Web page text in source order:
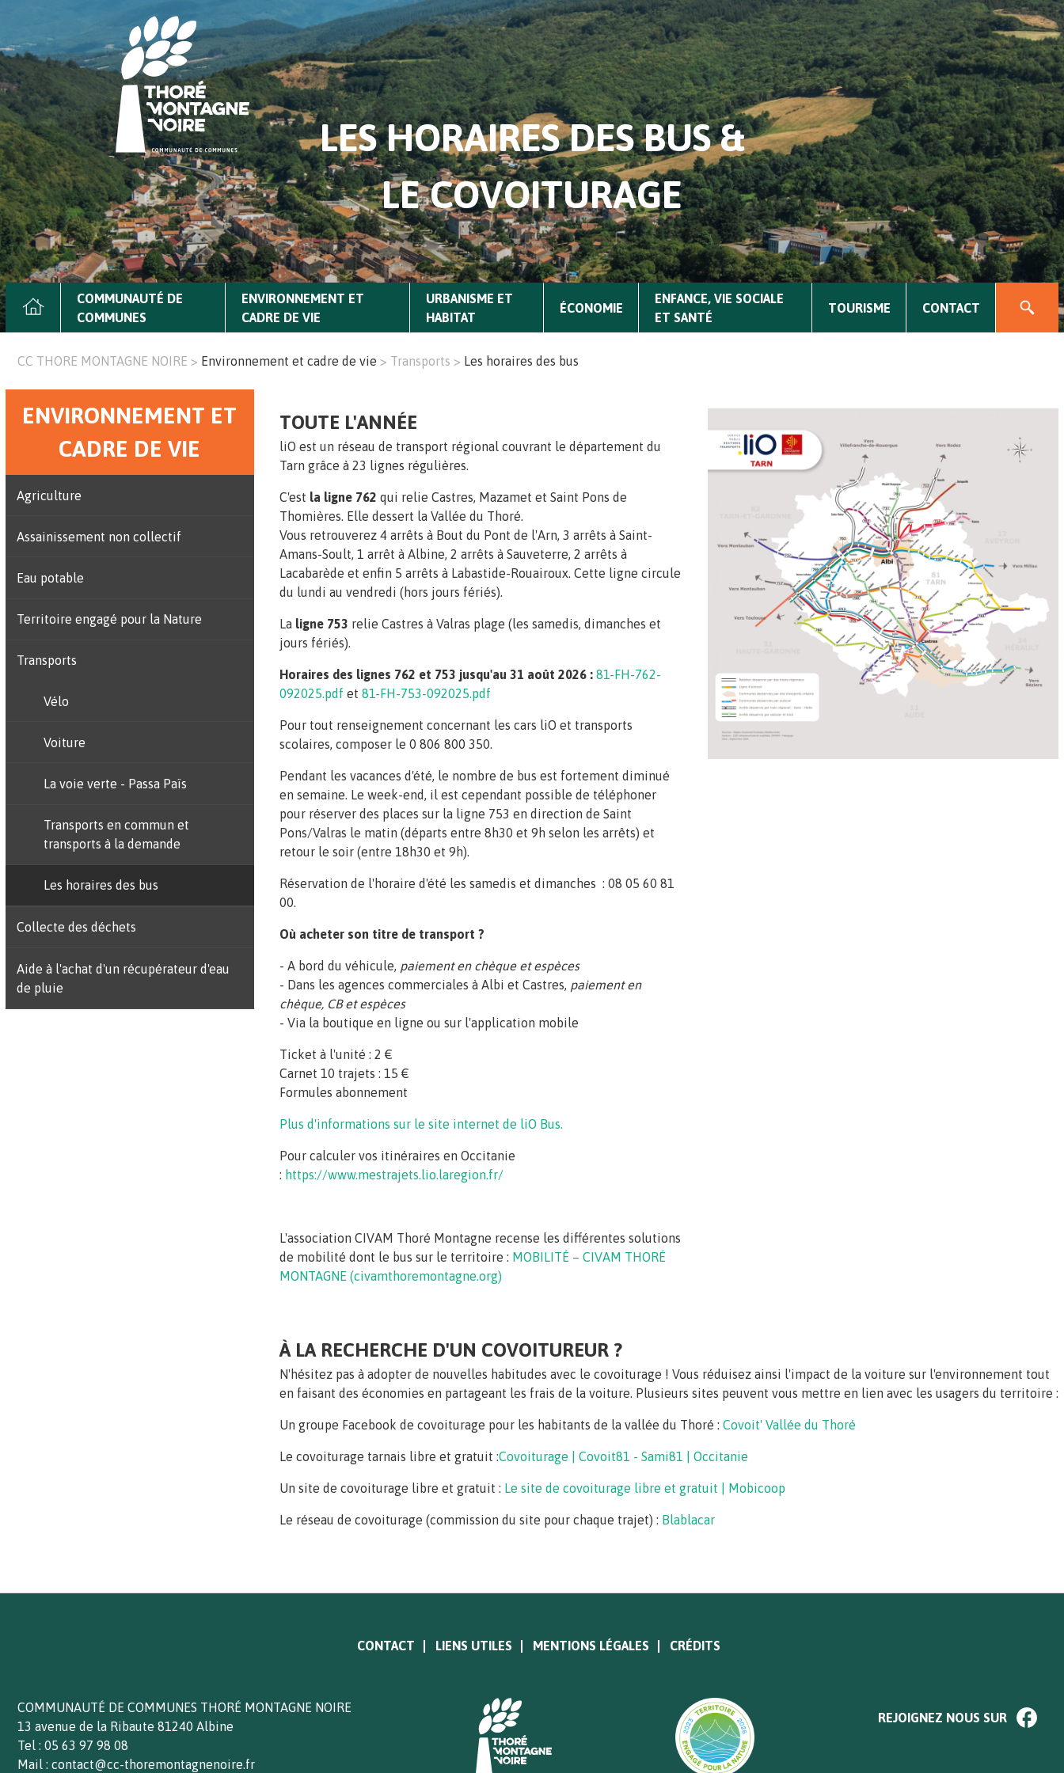
contenu
principal
LES HORAIRES DES BUS &
LE COVOITURAGE
Navigation
COMMUNAUTÉ DE
COMMUNES
ENVIRONNEMENT ET
CADRE DE VIE
URBANISME ET
HABITAT
ÉCONOMIE
ENFANCE, VIE SOCIALE
ET SANTÉ
TOURISME CONTACT
d'Ariane
CC THORE MONTAGNE NOIRE Environnement et cadre de vie Transports Les horaires des bus
Menu
principal
ENVIRONNEMENT ET
CADRE DE VIE
Agriculture
Assainissement non collectif
Eau potable
Territoire engagé pour la Nature
Transports
Vélo
Voiture
La voie verte - Passa Païs
Transports en commun et
transports à la demande
Les horaires des bus
Collecte des déchets
Aide à l'achat d'un récupérateur d'eau
de pluie
TOUTE L'ANNÉE
liO est un réseau de transport régional couvrant le département du
Tarn grâce à 23 lignes régulières.
C'est la ligne 762 qui relie Castres, Mazamet et Saint Pons de
Thomières. Elle dessert la Vallée du Thoré.
Vous retrouverez 4 arrêts à Bout du Pont de l'Arn, 3 arrêts à Saint-
Amans-Soult, 1 arrêt à Albine, 2 arrêts à Sauveterre, 2 arrêts à
Lacabarède et enfin 5 arrêts à Labastide-Rouairoux. Cette ligne circule
du lundi au vendredi (hors jours fériés).
La ligne 753 relie Castres à Valras plage (les samedis, dimanches et
jours fériés).
Horaires des lignes 762 et 753 jusqu'au 31 août 2026 : 81-FH-762-
092025.pdf et 81-FH-753-092025.pdf
Pour tout renseignement concernant les cars liO et transports
scolaires, composer le 0 806 800 350.
Pendant les vacances d'été, le nombre de bus est fortement diminué
en semaine. Le week-end, il est cependant possible de téléphoner
pour réserver des places sur la ligne 753 en direction de Saint
Pons/Valras le matin (départs entre 8h30 et 9h selon les arrêts) et
retour le soir (entre 18h30 et 9h).
Réservation de l'horaire d'été les samedis et dimanches : 08 05 60 81
00.
Où acheter son titre de transport ?
- A bord du véhicule, paiement en chèque et espèces
- Dans les agences commerciales à Albi et Castres, paiement en
chèque, CB et espèces
- Via la boutique en ligne ou sur l'application mobile
Ticket à l'unité : 2 €
Carnet 10 trajets : 15 €
Formules abonnement
Plus d'informations sur le site internet de liO Bus.
Pour calculer vos itinéraires en Occitanie
: https://www.mestrajets.lio.laregion.fr/
L'association CIVAM Thoré Montagne recense les différentes solutions
de mobilité dont le bus sur le territoire : MOBILITÉ – CIVAM THORÉ
MONTAGNE (civamthoremontagne.org)
À LA RECHERCHE D'UN COVOITUREUR ?
N'hésitez pas à adopter de nouvelles habitudes avec le covoiturage ! Vous réduisez ainsi l'impact de la voiture sur l'environnement tout
en faisant des économies en partageant les frais de la voiture. Plusieurs sites peuvent vous mettre en lien avec les usagers du territoire :
Un groupe Facebook de covoiturage pour les habitants de la vallée du Thoré : Covoit' Vallée du Thoré
Le covoiturage tarnais libre et gratuit :Covoiturage | Covoit81 - Sami81 | Occitanie
Un site de covoiturage libre et gratuit : Le site de covoiturage libre et gratuit | Mobicoop
Le réseau de covoiturage (commission du site pour chaque trajet) : Blablacar
CONTACT LIENS UTILES MENTIONS LÉGALES CRÉDITS
bloc
Texte
footer
COMMUNAUTÉ DE COMMUNES THORÉ MONTAGNE NOIRE
13 avenue de la Ribaute 81240 Albine
Tel : 05 63 97 98 08
Mail : contact@cc-thoremontagnenoire.fr
REJOIGNEZ NOUS SUR